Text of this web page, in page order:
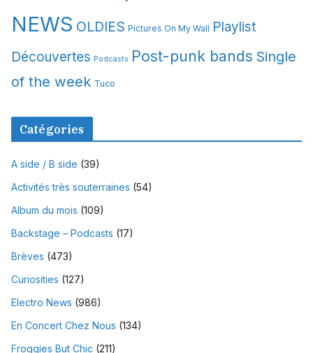
NEWS OLDIES Pictures On My Wall Playlist
Découvertes Podcasts Post-punk bands Single
of the week Tuco
Catégories
A side / B side (39)
Activités très souterraines (54)
Album du mois (109)
Backstage – Podcasts (17)
Brèves (473)
Curiosities (127)
Electro News (986)
En Concert Chez Nous (134)
Froggies But Chic (211)